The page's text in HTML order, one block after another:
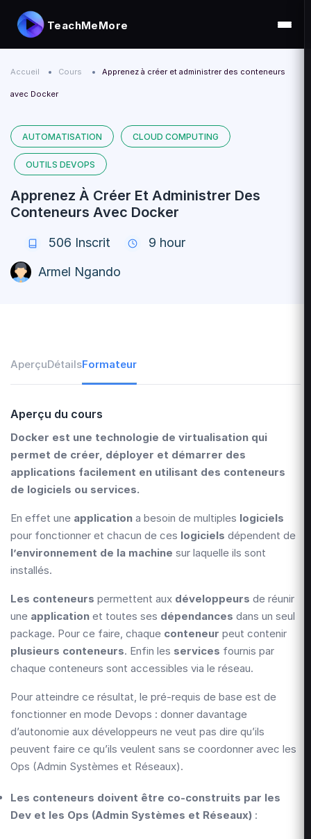
TeachMeMore
Accueil Cours Apprenez à créer et administrer des conteneurs
avec Docker
AUTOMATISATION CLOUD COMPUTING
OUTILS DEVOPS
Apprenez À Créer Et Administrer Des
Conteneurs Avec Docker
506 Inscrit
9 hour
Armel Ngando
AperçuDétailsFormateur
Aperçu du cours
Docker est une technologie de virtualisation qui
permet de créer, déployer et démarrer des
applications facilement en utilisant des conteneurs
de logiciels ou services.
En effet une application a besoin de multiples logiciels
pour fonctionner et chacun de ces logiciels dépendent de
l’environnement de la machine sur laquelle ils sont
installés.
Les conteneurs permettent aux développeurs de réunir
une application et toutes ses dépendances dans un seul
package. Pour ce faire, chaque conteneur peut contenir
plusieurs conteneurs. Enfin les services fournis par
chaque conteneurs sont accessibles via le réseau.
Pour atteindre ce résultat, le pré-requis de base est de
fonctionner en mode Devops : donner davantage
d’autonomie aux développeurs ne veut pas dire qu’ils
peuvent faire ce qu’ils veulent sans se coordonner avec les
Ops (Admin Systèmes et Réseaux).
Les conteneurs doivent être co-construits par les
Dev et les Ops (Admin Systèmes et Réseaux) :